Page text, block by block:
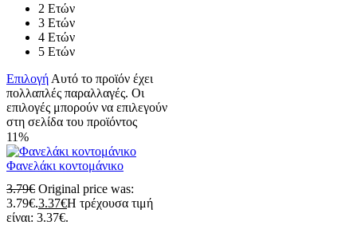
2 Ετών
3 Ετών
4 Ετών
5 Ετών
Επιλογή Αυτό το προϊόν έχει
πολλαπλές παραλλαγές. Οι
επιλογές μπορούν να επιλεγούν
στη σελίδα του προϊόντος
11%
Φανελάκι κοντομάνικο
3.79€ Original price was:
3.79€.3.37€Η τρέχουσα τιμή
είναι: 3.37€.